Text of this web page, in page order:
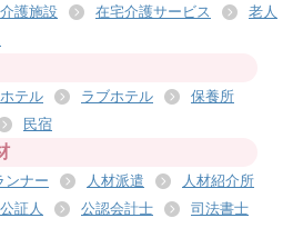
介護施設 在宅介護サービス
老人
ホテル ラブホテル
保養所
民宿
ンナー 人材派遣
人材紹介所
公証人 公認会計士
司法書士